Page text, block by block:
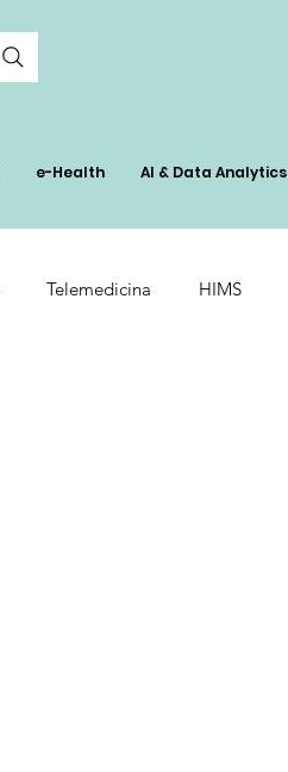
e-Health AI & Data Analytics
Telemedicina HIMS